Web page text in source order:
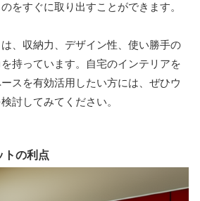
をすぐに取り出すことができます。
、収納力、デザイン性、使い勝手の
持っています。自宅のインテリアを
スを有効活用したい方には、ぜひウ
討してみてください。
トの利点